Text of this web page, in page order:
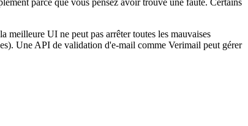
parce que vous pensez avoir trouvé une faute. Certains
meilleure UI ne peut pas arrêter toutes les mauvaises
Une API de validation d'e‑mail comme Verimail peut gérer